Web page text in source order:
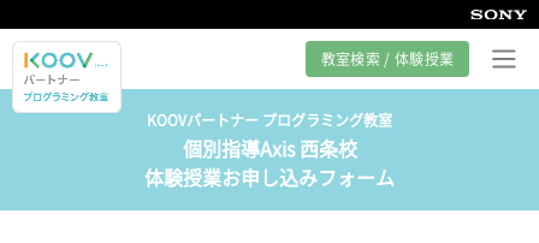
教室検索 / 体験授業
プログラミング教室とは
カリキュラム紹介
KOOVパートナー プログラミング教室
個別指導Axis 西条校
体験授業お申し込みフォーム